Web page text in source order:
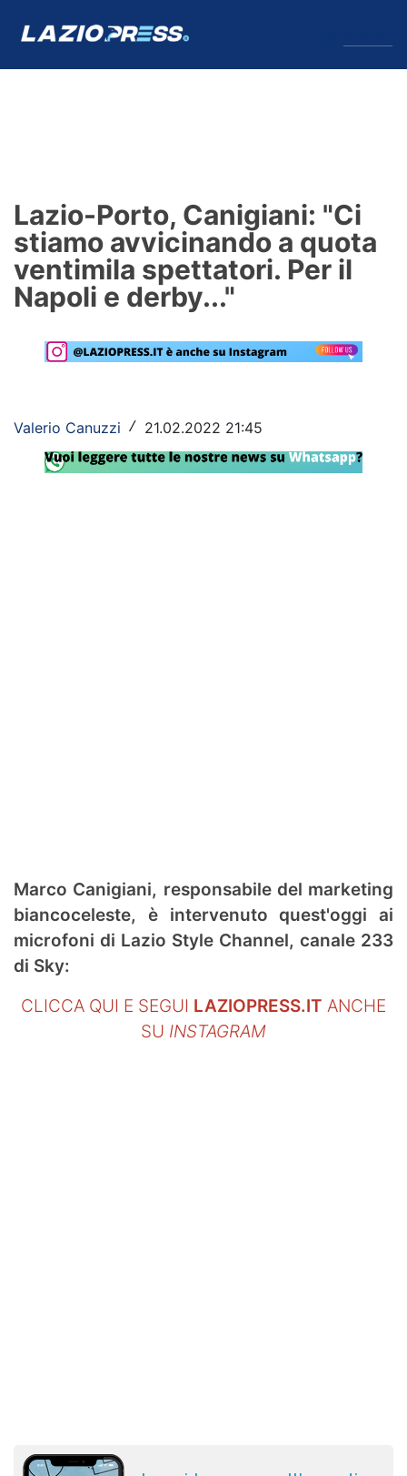
Formello
Infortuni
Primavera
Calciomercato
Rassegna Lazio
Social
Lazio-Porto, Canigiani: "Ci
stiamo avvicinando a quota
ventimila spettatori. Per il
Napoli e derby..."
Valerio Canuzzi / 21.02.2022 21:45
Marco Canigiani, responsabile del marketing
biancoceleste, è intervenuto quest'oggi ai
microfoni di Lazio Style Channel, canale 233
di Sky:
CLICCA QUI E SEGUI LAZIOPRESS.IT ANCHE
SU INSTAGRAM